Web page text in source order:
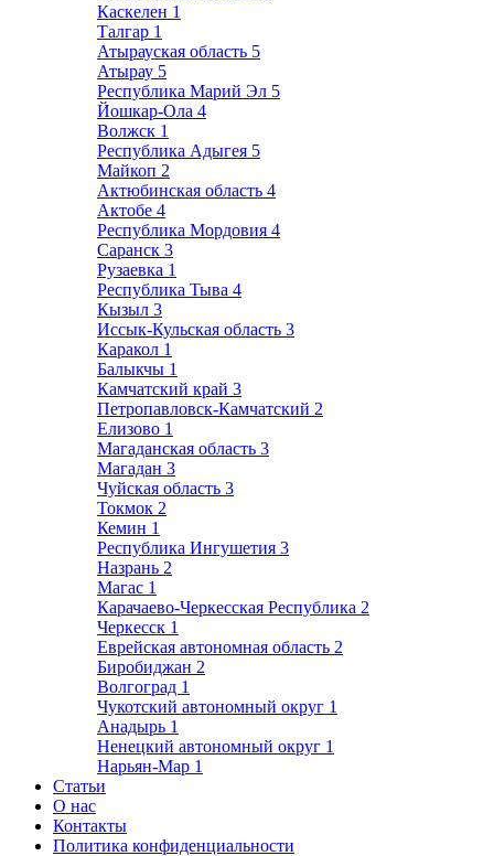
Каскелен 1
Талгар 1
Атырауская область 5
Атырау 5
Республика Марий Эл 5
Йошкар-Ола 4
Волжск 1
Республика Адыгея 5
Майкоп 2
Актюбинская область 4
Актобе 4
Республика Мордовия 4
Саранск 3
Рузаевка 1
Республика Тыва 4
Кызыл 3
Иссык-Кульская область 3
Каракол 1
Балыкчы 1
Камчатский край 3
Петропавловск-Камчатский 2
Елизово 1
Магаданская область 3
Магадан 3
Чуйская область 3
Токмок 2
Кемин 1
Республика Ингушетия 3
Назрань 2
Магас 1
Карачаево-Черкесская Республика 2
Черкесск 1
Еврейская автономная область 2
Биробиджан 2
Волгоград 1
Чукотский автономный округ 1
Анадырь 1
Ненецкий автономный округ 1
Нарьян-Мар 1
Статьи
О нас
Контакты
Политика конфиденциальности